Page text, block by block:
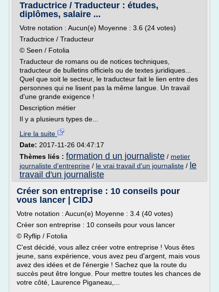
Traductrice / Traducteur : études,
diplômes, salaire ...
Votre notation : Aucun(e) Moyenne : 3.6 (24 votes)
Traductrice / Traducteur
© Seen / Fotolia
Traducteur de romans ou de notices techniques,
traducteur de bulletins officiels ou de textes juridiques...
Quel que soit le secteur, le traducteur fait le lien entre des
personnes qui ne lisent pas la même langue. Un travail
d'une grande exigence !
Description métier
Il y a plusieurs types de...
Lire la suite
Date: 2017-11-26 04:47:17
Thèmes liés : formation d un journaliste / metier
journaliste d'entreprise / le vrai travail d'un journaliste / le
travail d'un journaliste
Créer son entreprise : 10 conseils pour
vous lancer | CIDJ
Votre notation : Aucun(e) Moyenne : 3.4 (40 votes)
Créer son entreprise : 10 conseils pour vous lancer
© Ryflip / Fotolia
C'est décidé, vous allez créer votre entreprise ! Vous êtes
jeune, sans expérience, vous avez peu d'argent, mais vous
avez des idées et de l'énergie ! Sachez que la route du
succès peut être longue. Pour mettre toutes les chances de
votre côté, Laurence Piganeau,...